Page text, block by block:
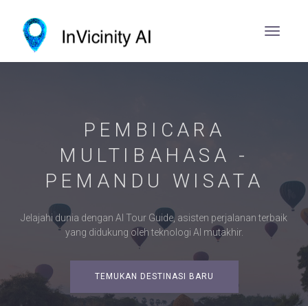
PEMBICARA
MULTIBAHASA -
PEMANDU WISATA
Jelajahi dunia dengan AI Tour Guide, asisten perjalanan terbaik
yang didukung oleh teknologi AI mutakhir.
TEMUKAN DESTINASI BARU